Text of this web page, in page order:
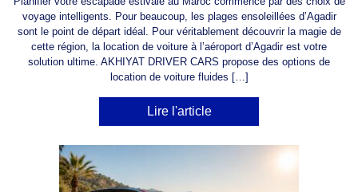
voyage intelligents. Pour beaucoup, les plages ensoleillées d’Agadir
sont le point de départ idéal. Pour véritablement découvrir la magie de
cette région, la location de voiture à l’aéroport d’Agadir est votre
solution ultime. AKHIYAT DRIVER CARS propose des options de
location de voiture fluides […]
Lire l'article